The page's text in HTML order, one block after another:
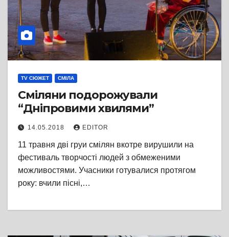
TV СЮЖЕТ СМІЛА
Сміляни подорожували
“Дніпровими хвилями”
14.05.2018 EDITOR
11 травня дві груи смілян вкотре вирушили на
фестиваль творчості людей з обмеженими
можливостями. Учасники готувалися протягом
року: вчили пісні,…